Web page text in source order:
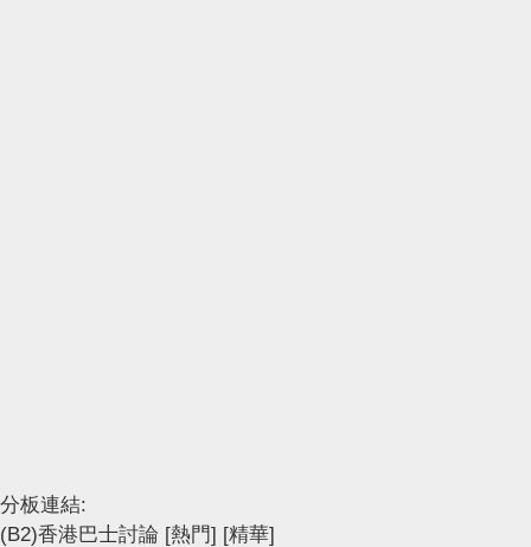
分板連結:
(B2)香港巴士討論 [熱門] [精華]